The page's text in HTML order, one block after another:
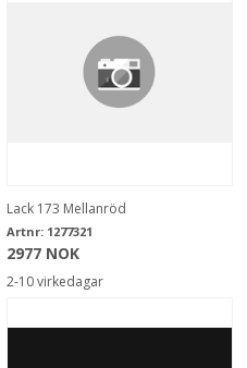
Lack 173 Mellanröd
Artnr: 1277321
2977 NOK
2-10 virkedagar